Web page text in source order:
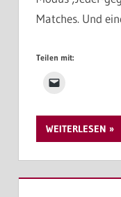
Matches. Und
Teilen mit:
WEITERLESEN